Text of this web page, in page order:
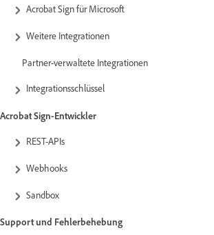
Acrobat Sign für Microsoft
Weitere Integrationen
Partner-verwaltete Integrationen
Integrationsschlüssel
Acrobat Sign-Entwickler
REST-APIs
Webhooks
Sandbox
Support und Fehlerbehebung